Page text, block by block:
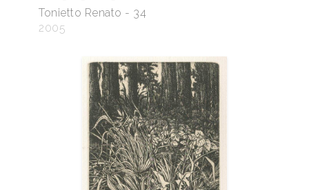
Tonietto Renato - 34
2005